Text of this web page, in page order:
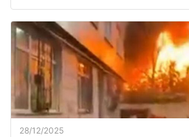
28/12/2025